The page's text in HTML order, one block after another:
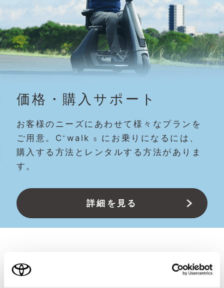
価格・購入サポート
お客様のニーズにあわせて様々なプランを
ご用意。 C+ walkS
にお乗りになるには、
購入する方法とレンタルする方法がありま
す。
詳細を見る